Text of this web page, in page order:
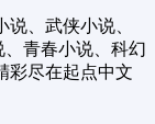
、武侠小说、
青春小说、科幻
彩尽在起点中文